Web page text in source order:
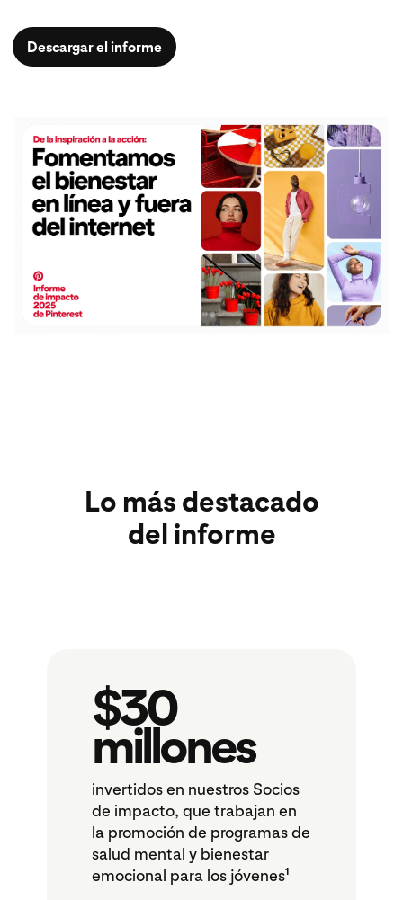
Descargar el informe
Lo más destacado
del informe
$30
millones
invertidos en nuestros Socios
de impacto, que trabajan en
la promoción de programas de
salud mental y bienestar
emocional para los jóvenes1